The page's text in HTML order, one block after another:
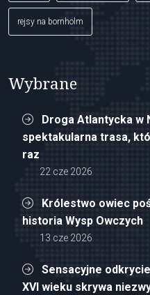
rejsy na bornholm
Wybrane
Droga Atlantycka w
spektakularna trasa,
raz
22 cze 2026
Królestwo owiec
historia Wysp Owczych
13 cze 2026
Sensacyjne
XVI wieku skrywa